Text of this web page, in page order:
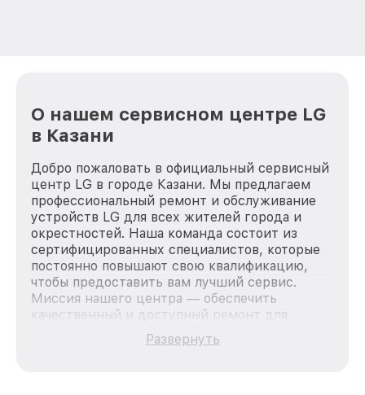
О нашем сервисном центре LG
в Казани
Добро пожаловать в официальный сервисный
центр LG в городе Казани. Мы предлагаем
профессиональный ремонт и обслуживание
устройств LG для всех жителей города и
окрестностей. Наша команда состоит из
сертифицированных специалистов, которые
постоянно повышают свою квалификацию,
чтобы предоставить вам лучший сервис.
Миссия нашего центра — обеспечить
качественный и доступный ремонт для
каждого пользователя продукции LG, вне
зависимости от сложности поломки. Мы
Развернуть